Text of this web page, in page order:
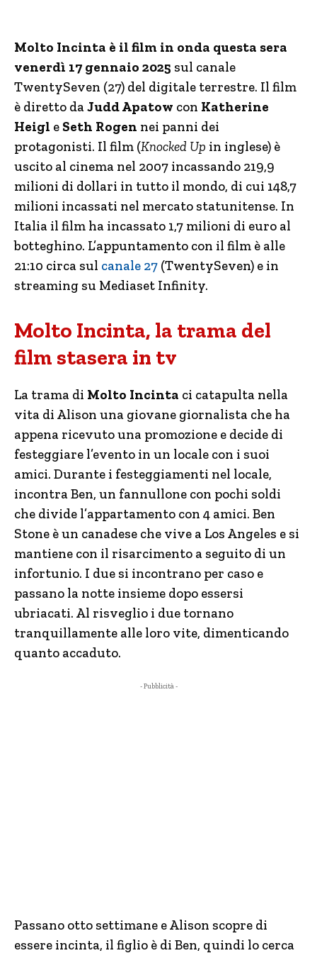
Molto Incinta è il film in onda questa sera
venerdì 17 gennaio 2025 sul canale
TwentySeven (27) del digitale terrestre. Il film
è diretto daJudd Apatow con Katherine
Heigl e Seth Rogen nei panni dei
protagonisti. Il film (Knocked Up in inglese) è
uscito al cinema nel 2007 incassando 219,9
milioni di dollari in tutto il mondo, di cui 148,7
milioni incassati nel mercato statunitense. In
Italia il film ha incassato 1,7 milioni di euro al
botteghino. L’appuntamento con il film è alle
21:10 circa sul canale 27 (TwentySeven) e in
streaming su Mediaset Infinity.
Molto Incinta, la trama del
film stasera in tv
La trama di Molto Incinta ci catapulta nella
vita di Alison una giovane giornalista che ha
appena ricevuto una promozione e decide di
festeggiare l’evento in un locale con i suoi
amici. Durante i festeggiamenti nel locale,
incontra Ben, un fannullone con pochi soldi
che divide l’appartamento con 4 amici. Ben
Stone è un canadese che vive a Los Angeles e si
mantiene con il risarcimento a seguito di un
infortunio. I due si incontrano per caso e
passano la notte insieme dopo essersi
ubriacati. Al risveglio i due tornano
tranquillamente alle loro vite, dimenticando
quanto accaduto.
- Pubblicità -
Passano otto settimane e Alison scopre di
essere incinta, il figlio è di Ben, quindi lo cerca